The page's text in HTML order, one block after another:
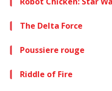
The Delta Force
Poussiere rouge
Riddle of Fire